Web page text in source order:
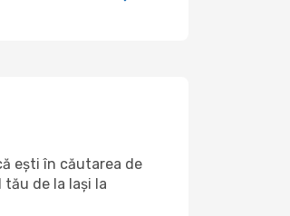
ești în căutarea de
de la Iași la